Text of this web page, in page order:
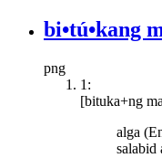
bi•tú•kang
png
1:
[bituka+ng
alga
salabid